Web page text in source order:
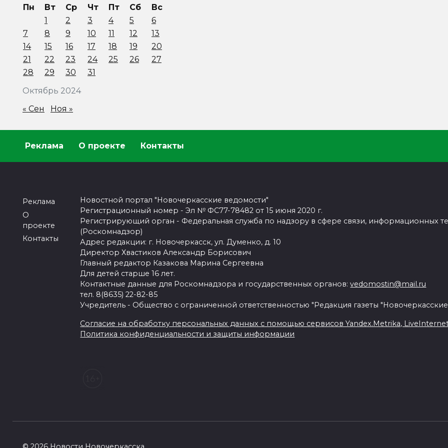
Октябрь 2024
Пн Вт Ср Чт Пт Сб
Вс
1
2 3 4 5
6
7
8 9 10 11 12
13
14
15 16 17 18 19
20
21
22 23 24 25 26
27
28
29 30 31
« Сен Ноя »
Реклама О проекте Контакты
Реклама
О
проекте
Контакты
Новостной портал "Новочеркасские ведомости"
Регистрационный номер - Эл № ФС77-78482 от 15 июня 2020 г.
Регистрирующий орган - Федеральная служба по надзору в сфере связи, информационных
(Роскомнадзор)
Адрес редакции: г. Новочеркасск, ул. Думенко, д. 10
Директор Хвастиков Александр Борисович
Главный редактор Казакова Марина Сергеевна
Для детей старше 16 лет.
Контактные данные для Роскомнадзора и государственных органов:vedomostin@mail.ru
тел. 8(8635) 22-82-85
Учредитель - Общество с ограниченной ответственностью "Редакция газеты
Согласие на обработку персональных данных с помощью сервисов Yandex.Metrika,
Политика конфиденциальности и защиты информации